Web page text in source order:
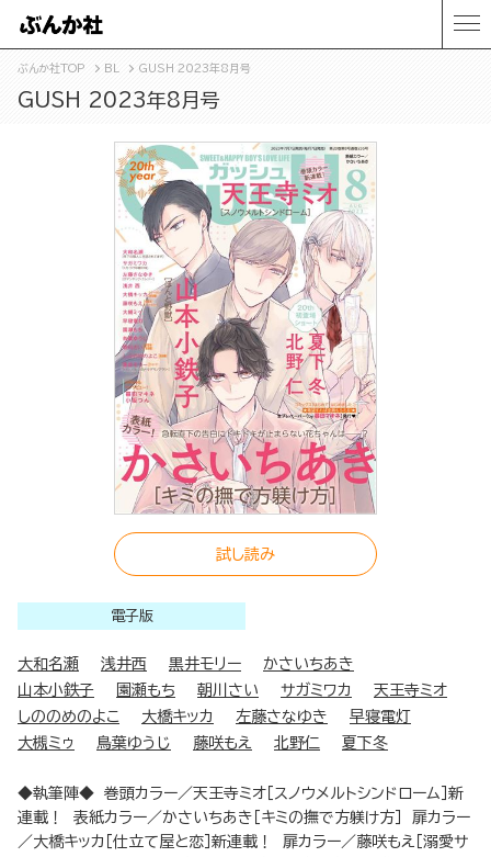
ぶんか社TOP BL GUSH 2023年8月号
GUSH 2023年8月号
試し読み
電子版
大和名瀬 浅井西 黒井モリー
かさいちあき
山本小鉄子
園瀬もち 朝川さい サガミワカ
天王寺ミオ
しののめのよこ
大橋キッカ 左藤さなゆき
早寝電灯
大槻ミゥ
鳥葉ゆうじ 藤咲もえ 北野仁 夏下冬
◆執筆陣◆ 巻頭カラー／天王寺ミオ［スノウメルトシンドローム］新
連載！ 表紙カラー／かさいちあき［キミの撫で方躾け方］ 扉カラー
／大橋キッカ［仕立て屋と恋］新連載！ 扉カラー／藤咲もえ［溺愛サ